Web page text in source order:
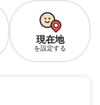
現在地
を設定する